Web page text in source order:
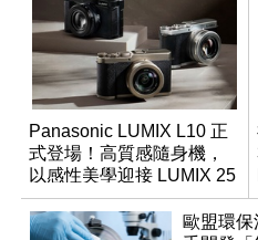
Panasonic LUMIX L10 正
式登場！高質感隨身機，
以感性美學迎接 LUMIX 25
週年
歐盟環